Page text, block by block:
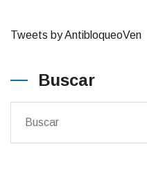
Tweets by AntibloqueoVen
Buscar